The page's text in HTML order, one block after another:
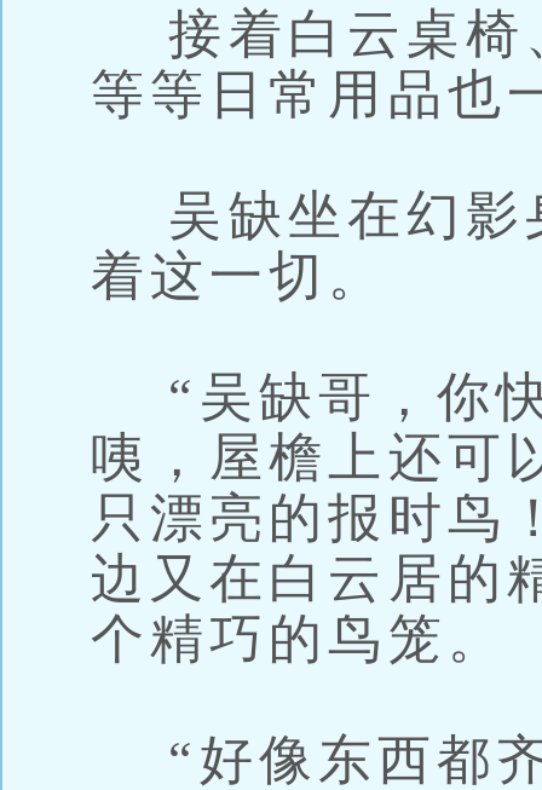
接着白云桌椅
等等日常用品也
吴缺坐在幻影
着这一切。
“吴缺哥，你
咦，屋檐上还可
只漂亮的报时鸟
边又在白云居的
个精巧的鸟笼。
“好像东西都